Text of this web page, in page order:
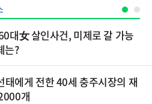
대女 살인사건, 미제로 갈 가능
는?
태에게 전한 40세 충주시장의 재
개